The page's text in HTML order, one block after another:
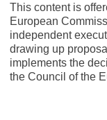
This content is
European
independent
drawing up
implements the
the Council of the